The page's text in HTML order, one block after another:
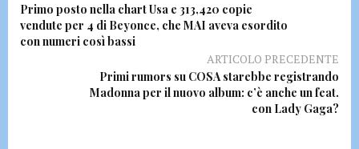
Primo posto nella chart Usa e 313,420 copie
vendute per 4 di Beyonce, che MAI aveva esordito
con numeri così bassi
ARTICOLO PRECEDENTE
Primi rumors su COSA starebbe registrando
Madonna per il nuovo album: c’è anche un feat.
con Lady Gaga?